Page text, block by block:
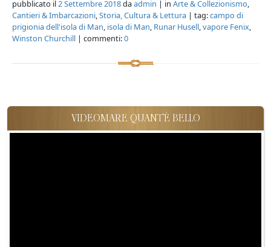
pubblicato il2 Settembre 2018daadmin | in Arte & Collezionismo,
Cantieri & Imbarcazioni,Storia, Cultura & Lettura | tag:campo di
prigionia dell'isola di Man, isola di Man, Runar Husell,vapore Fenix,
Winston Churchill | commenti:0
VIDEOMARE QUANT'È BELLO